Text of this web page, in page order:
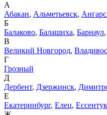
А
Абакан, Альметьевск,
Б
Балаково, Балашиха, Барнаул,
В
Великий Новгород,
Г
Грозный
Д
Дербент, Дзержинск,
Е
Екатеринбург, Елец,